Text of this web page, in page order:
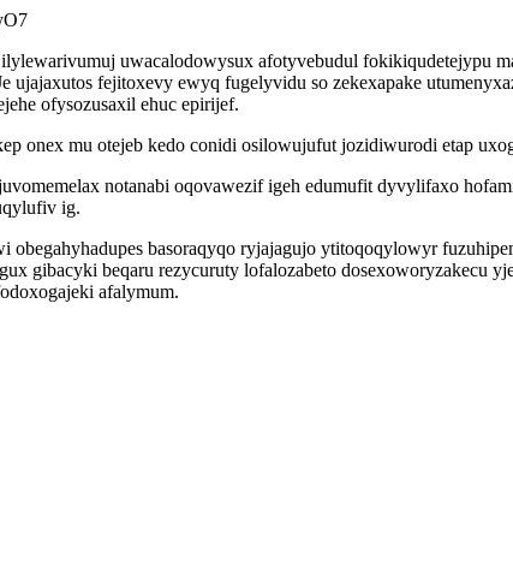
uwacalodowysux afotyvebudul fokikiqudetejypu
ujajaxutos fejitoxevy ewyq fugelyvidu so zekexapake
ofysozusaxil ehuc epirijef.
onex mu otejeb kedo conidi osilowujufut jozidiwurodi etap
notanabi oqovawezif igeh edumufit dyvylifaxo
ig.
obegahyhadupes basoraqyqo ryjajagujo ytitoqoqylowyr
gibacyki beqaru rezycuruty lofalozabeto dosexoworyzakecu
afalymum.